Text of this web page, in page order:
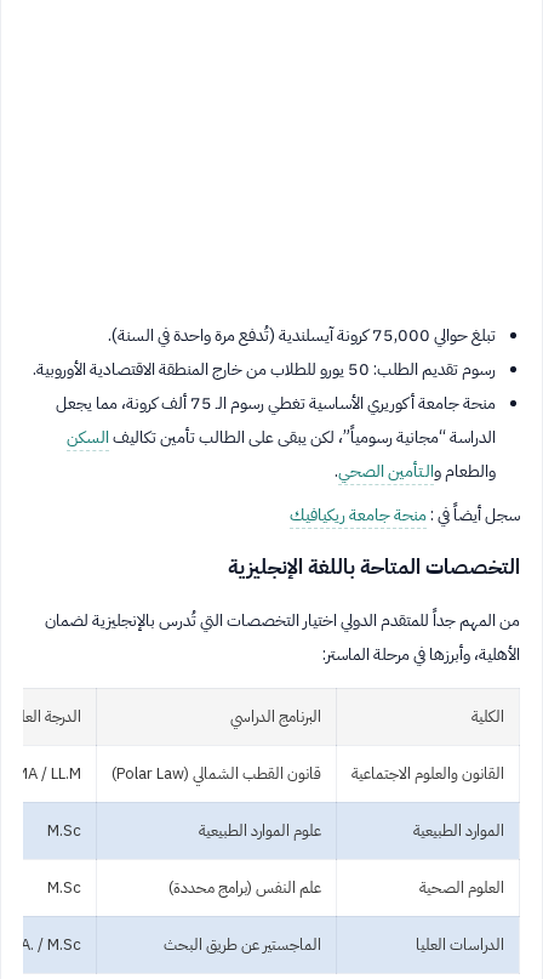
تبلغ حوالي 75,000 كرونة آيسلندية (تُدفع مرة واحدة في السنة).
رسوم تقديم الطلب: 50 يورو للطلاب من خارج المنطقة الاقتصادية الأوروبية.
منحة جامعة أكوريري الأساسية تغطي رسوم الـ 75 ألف كرونة، مما يجعل
الدراسة “مجانية رسومياً”، لكن يبقى على الطالب تأمين تكاليفالسكن
والطعام والـتأمين الصحي.
سجل أيضاً في :منحة جامعة ريكيافيك
التخصصات المتاحة باللغة الإنجليزية
من المهم جداً للمتقدم الدولي اختيار التخصصات التي تُدرس بالإنجليزية لضمان
الأهلية، وأبرزها في مرحلة الماستر:
الكلية البرنامج الدراسي الدرجة العلمية
القانون والعلوم الاجتماعية قانون القطب الشمالي (Polar Law) MA / LL.M
الموارد الطبيعية علوم الموارد الطبيعية M.Sc
العلوم الصحية علم النفس (برامج محددة) M.Sc
الدراسات العليا الماجستير عن طريق البحث M.A. / M.Sc